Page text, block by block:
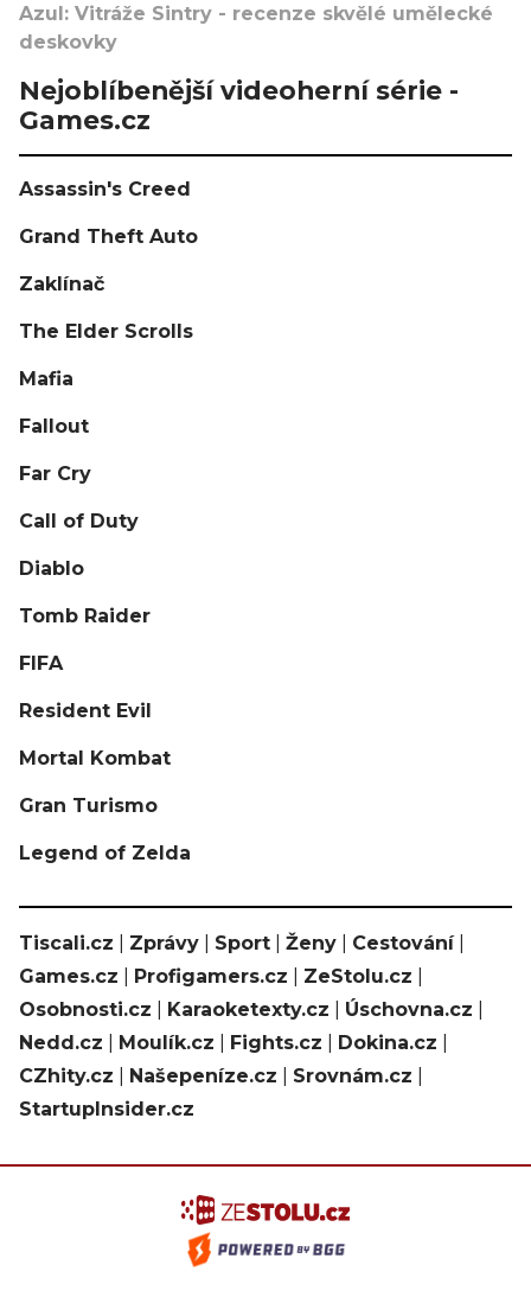
Azul: Vitráže Sintry - recenze skvělé umělecké
deskovky
Nejoblíbenější videoherní série -
Games.cz
Assassin's Creed
Grand Theft Auto
Zaklínač
The Elder Scrolls
Mafia
Fallout
Far Cry
Call of Duty
Diablo
Tomb Raider
FIFA
Resident Evil
Mortal Kombat
Gran Turismo
Legend of Zelda
Tiscali.cz Zprávy Sport Ženy Cestování|
Games.cz
Profigamers.cz ZeStolu.cz
Osobnosti.cz
Karaoketexty.cz Úschovna.cz
Nedd.cz
Moulík.cz Fights.cz Dokina.cz
CZhity.cz
Našepeníze.cz Srovnám.cz
StartupInsider.cz